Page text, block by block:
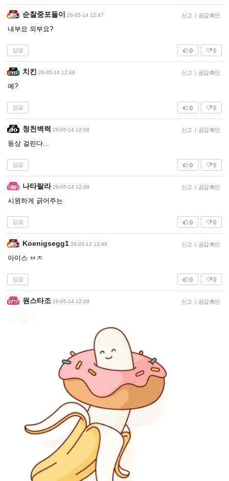
순찰중포돌이 26-05-14 12:47 신고 | 공감 확인
내부요 외부요?
답글 0
0
치킨 26-05-14 12:48 신고 | 공감 확인
예?
답글 0
0
청천벽력 26-05-14 12:48 신고 | 공감 확인
동상 걸린다...
답글 0
0
나타랄라 26-05-14 12:49 신고 | 공감 확인
시원하게 긁어주는
답글 0
0
Koenigsegg1 26-05-14 12:49 신고 | 공감 확인
아이스 ㅂㅈ
답글 0
0
원스타조 26-05-14 12:49 신고 | 공감 확인